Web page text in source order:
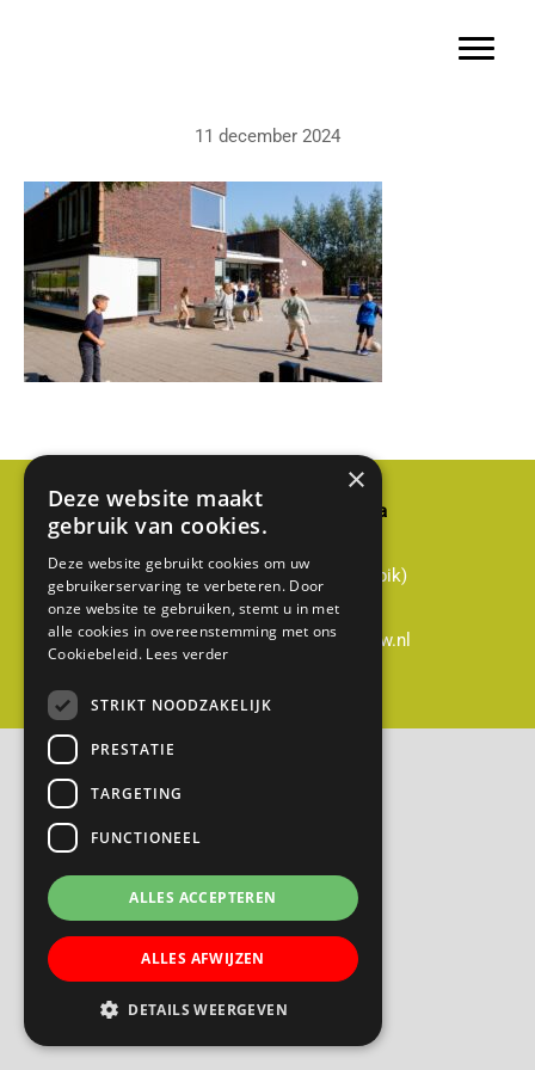
Toggle
11 december 2024
Basisschool Gerardus Majella
3411 ED Cabauw (gemeente Lopik)
0348-551428
directie@gerardusmajella-cabauw.nl
B
a
i
s
c
h
o
×
Deze website maakt
gebruik van cookies.
Deze website gebruikt cookies om uw
gebruikerservaring te verbeteren. Door
onze website te gebruiken, stemt u in met
alle cookies in overeenstemming met ons
Cookiebeleid. Lees verder
STRIKT NOODZAKELIJK
PRESTATIE
TARGETING
FUNCTIONEEL
ALLES ACCEPTEREN
ALLES AFWIJZEN
DETAILS WEERGEVEN